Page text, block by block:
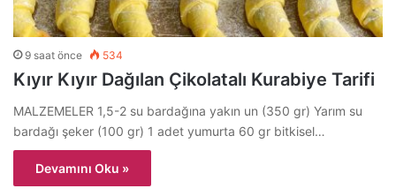
9 saat önce 534
Kıyır Kıyır Dağılan Çikolatalı Kurabiye Tarifi
MALZEMELER 1,5-2 su bardağına yakın un (350 gr) Yarım su
bardağı şeker (100 gr) 1 adet yumurta 60 gr bitkisel…
Devamını Oku »